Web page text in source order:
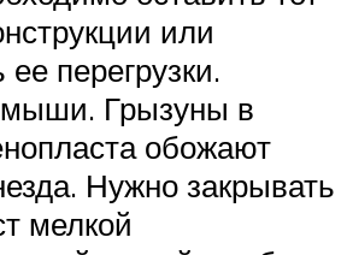
или
перегрузки.
мыши. Грызуны в
обожают
Нужно закрывать
мелкой